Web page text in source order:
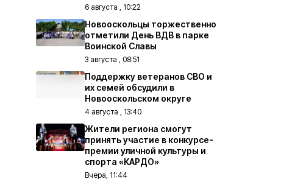
6 августа , 10:22
Новооскольцы торжественно
отметили День ВДВ в парке
Воинской Славы
3 августа , 08:51
Поддержку ветеранов СВО и
их семей обсудили в
Новооскольском округе
4 августа , 13:40
Жители региона смогут
принять участие в конкурсе-
премии уличной культуры и
спорта «КАРДО»
Вчера, 11:44